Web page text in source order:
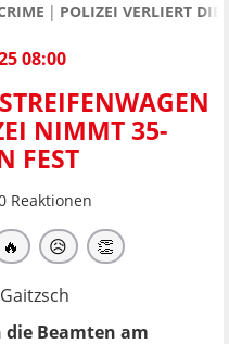
POLIZEI VERLIERT
08:00
NIMMT 35-
FEST
Reaktionen
🔥 😥 👏
Beamten am